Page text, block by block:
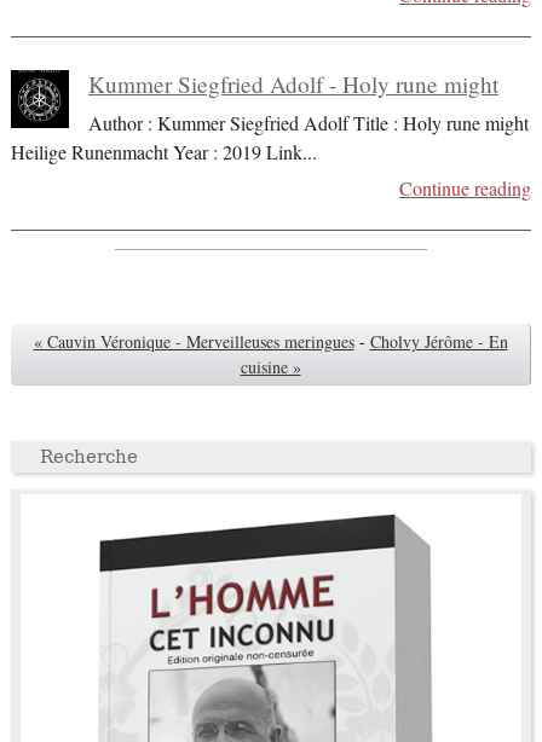
Kummer Siegfried Adolf - Holy rune might
Author : Kummer Siegfried Adolf Title : Holy rune might
Heilige Runenmacht Year : 2019 Link...
Continue reading
« Cauvin Véronique - Merveilleuses meringues - Cholvy Jérôme - En
cuisine »
Recherche